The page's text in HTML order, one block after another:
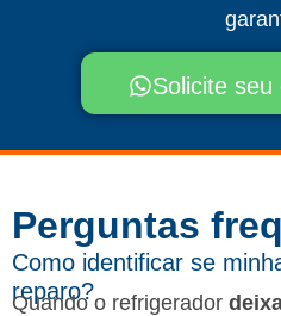
Solicite
Perguntas
Como identificar se
reparo?
Quando o refrigerador